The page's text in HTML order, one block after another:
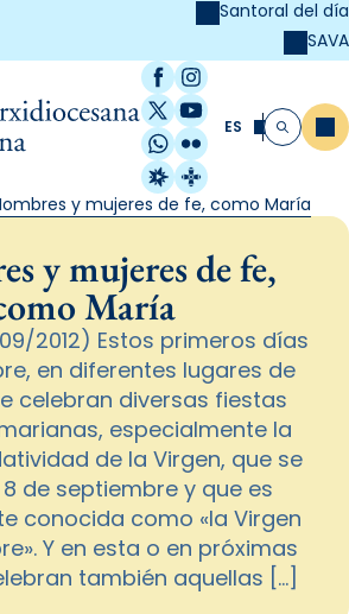
Santoral del día
SAVA
Facebook
Instagram
X / Twitter
YouTube
WhatsApp
Flickr
Radio Estel
Catalunya
ES Buscar
y mujeres de fe, como María
y mujeres de fe,
María
2012) Estos primeros días
en diferentes lugares de
celebran diversas fiestas
especialmente la
de la Virgen, que se
de septiembre y que es
conocida como «la Virgen
Y en esta o en próximas
también aquellas […]